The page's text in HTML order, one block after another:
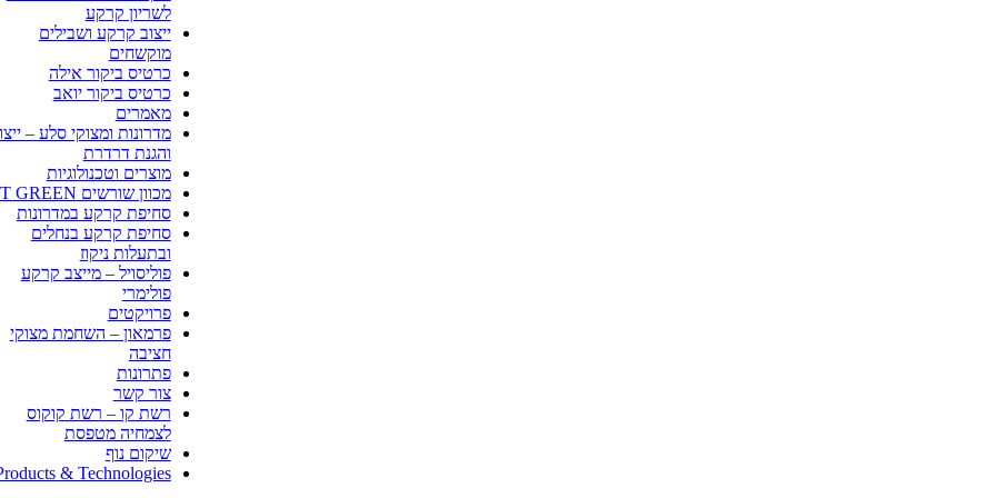
לשריון קרקע
ייצוב קרקע ושבילים
מוקשחים
כרטיס ביקור אילה
כרטיס ביקור יואב
מאמרים
מדרונות ומצוקי סלע –
והגנת דרדרת
מוצרים וטכנולוגיות
מכוון שורשים CT GREEN
סחיפת קרקע במדרונות
סחיפת קרקע בנחלים
ובתעלות ניקוז
פוליסויל – מייצב קרקע
פולימרי
פרויקטים
פרמאון – השחמת מצוקי
חציבה
פתרונות
צור קשר
רשת קו – רשת קוקוס
לצמחיה מטפסת
שיקום נוף
& Technologies